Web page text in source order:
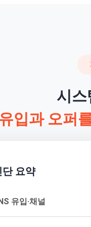
시스
입과 오퍼
단 요약
유입·채널